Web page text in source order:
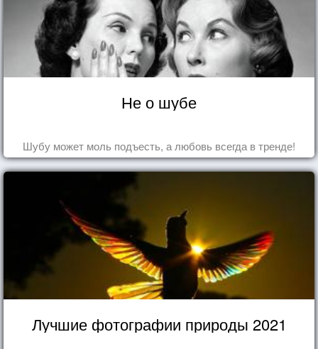
Не о шубе
Шубу может моль подъесть, а любовь всегда в тренде!
Лучшие фотографии природы 2021